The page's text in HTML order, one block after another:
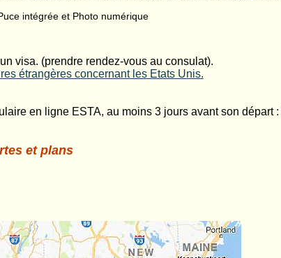
intégrée et Photo numérique
visa. (prendre rendez-vous au consulat).
étrangères concernant les Etats Unis.
en ligne ESTA, au moins 3 jours avant son départ :
et plans